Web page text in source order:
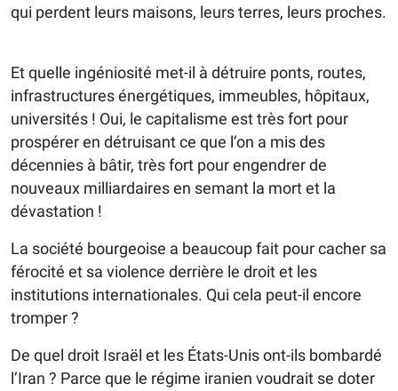
qui perdent leurs maisons, leurs terres, leurs proches.
Et quelle ingéniosité met-il à détruire ponts, routes,
infrastructures énergétiques, immeubles, hôpitaux,
universités ! Oui, le capitalisme est très fort pour
prospérer en détruisant ce que l’on a mis des
décennies à bâtir, très fort pour engendrer de
nouveaux milliardaires en semant la mort et la
dévastation !
La société bourgeoise a beaucoup fait pour cacher sa
férocité et sa violence derrière le droit et les
institutions internationales. Qui cela peut-il encore
tromper ?
De quel droit Israël et les États-Unis ont-ils bombardé
l’Iran ? Parce que le régime iranien voudrait se doter